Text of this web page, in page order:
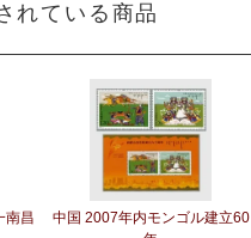
れている商品
南昌
中国 2007年内モンゴル建立60